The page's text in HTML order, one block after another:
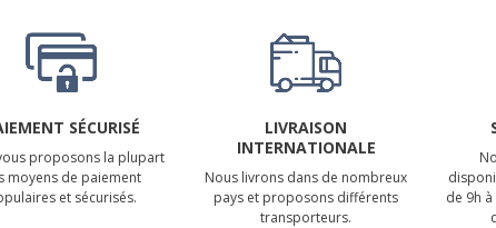
SÉCURISÉ
proposons la plupart
moyens de paiement
et sécurisés.
LIVRAISON
INTERNATIONALE
Nous livrons dans de nombreux
pays et proposons différents
transporteurs.
de 9h